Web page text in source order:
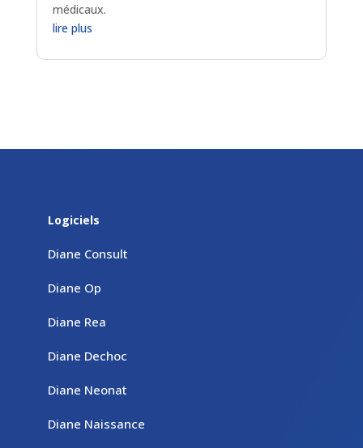
médicaux.
lire plus
Logiciels
Diane Consult
Diane Op
Diane Rea
Diane Dechoc
Diane Neonat
Diane Naissance